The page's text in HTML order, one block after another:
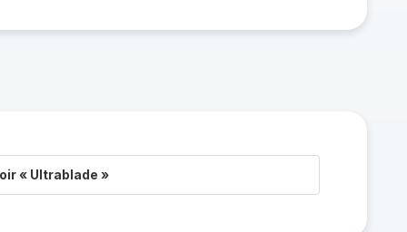
« Ultrablade »